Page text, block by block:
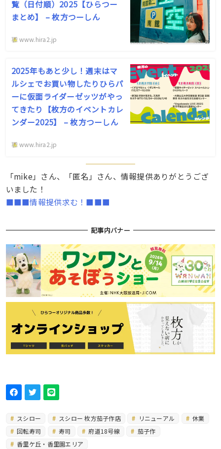
覧（日付順）2025【ひらつー
まとめ】 – 枚方つーしん
www.hira2.jp
2025年もあと少し！週末はマ
ルシェでお買い物したりひらパ
ーに仮面ライダーゼッツがやっ
てきたり【枚方のイベントカレ
ンダー2025】 – 枚方つーしん
www.hira2.jp
「mike」さん、「匿名」さん、情報提供ありがとうござ
いました！
■■■情報提供求む！■■■
記事内バナー
スシロー スシロー 枚方茄子作店 リニューアル
休業
回転寿司
寿司 府道18号線
茄子作
香里ケ丘・香里園エリア